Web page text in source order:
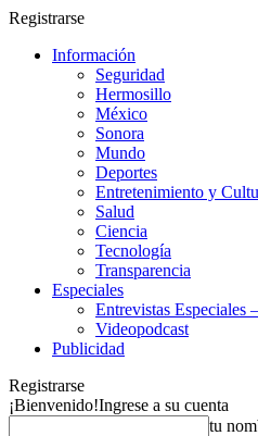
Registrarse
Información
Seguridad
Hermosillo
México
Sonora
Mundo
Deportes
Entretenimiento y
Salud
Ciencia
Tecnología
Transparencia
Especiales
Entrevistas Especiales
Videopodcast
Publicidad
Registrarse
¡Bienvenido!Ingrese a su cuenta
tu